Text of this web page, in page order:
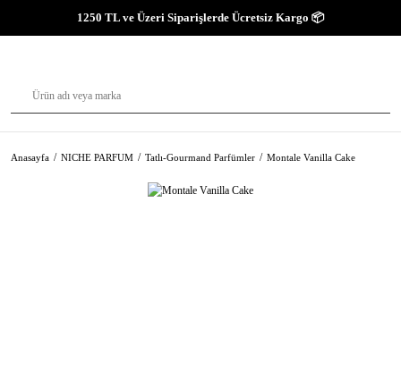
1250 TL ve Üzeri Siparişlerde Ücretsiz Kargo 📦
Anasayfa NICHE PARFUM Tatlı-Gourmand Parfümler Montale Vanilla Cake